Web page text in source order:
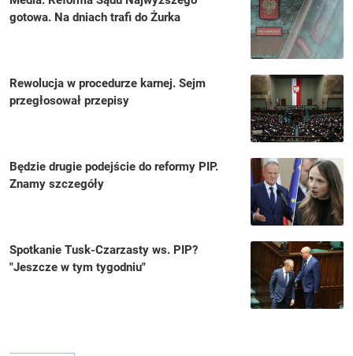
gotowa. Na dniach trafi do Żurka
Rewolucja w procedurze karnej. Sejm
przegłosował przepisy
Będzie drugie podejście do reformy PIP.
Znamy szczegóły
Spotkanie Tusk-Czarzasty ws. PIP?
"Jeszcze w tym tygodniu"